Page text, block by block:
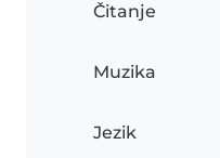
Čitanje
Muzika
Jezik